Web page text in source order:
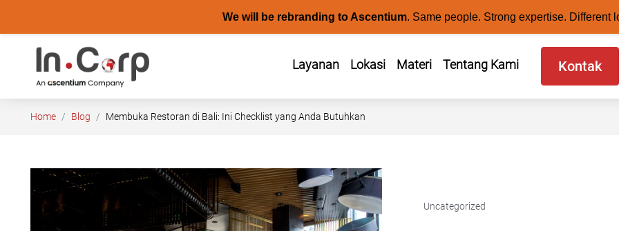
We will be rebranding to Ascentium. Same people. Strong expertise. Different
content
Layanan Lokasi Materi Tentang Kami Kontak
Home Blog Membuka Restoran di Bali: Ini Checklist yang Anda Butuhkan
Uncategorized